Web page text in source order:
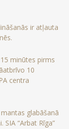
ir atļauta
minūtes pirms
10
centra
glabāšanā
“Arbat Rīga”